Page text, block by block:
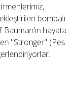
bombalı
Bauman'ın hayata
"Stronger" (Pes